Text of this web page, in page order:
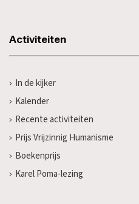
Activiteiten
In de kijker
Kalender
Recente activiteiten
Prijs Vrijzinnig Humanisme
Boekenprijs
Karel Poma-lezing